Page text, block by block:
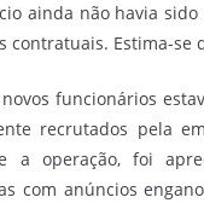
ainda não havia
contratuais. Estima-se
funcionários
recrutados pela
a operação, foi
com anúncios